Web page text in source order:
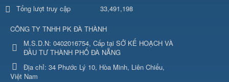
Tổng lượt truy cập
33,491,198
CÔNG TY TNHH PK ĐÀ THÀNH
M.S.D.N: 0402016754, Cấp tại SỞ KẾ HOẠCH VÀ
ĐẦU TƯ THÀNH PHỐ ĐÀ NẴNG
Địa chỉ: 34 Phước Lý 10, Hòa Minh, Liên Chiểu,
Việt Nam